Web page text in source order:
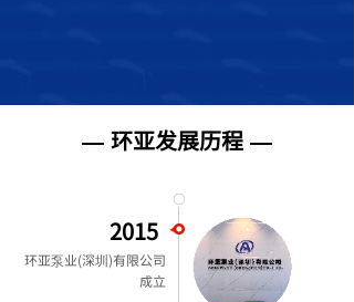
— 环亚发展历程 —
环亚泵业(深圳)有限公司
成立
2015